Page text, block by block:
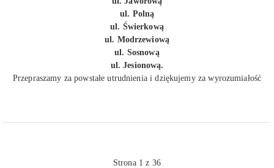
ul. Polną
ul. Świerkową
ul. Modrzewiową
ul. Sosnową
ul. Jesionową.
Przepraszamy za powstałe utrudnienia i dziękujemy za wyrozumiałość
Strona 1 z 36